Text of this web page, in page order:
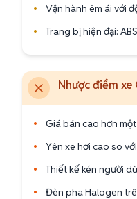
•
Vận hành êm ái với
•
Trang bị hiện đại:
Nhược điểm xe
•
Giá bán cao hơn
•
Yên xe hơi cao so
•
Thiết kế kén người
•
Đèn pha Halogen